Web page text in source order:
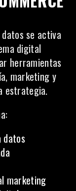
se activa
digital
herramientas
marketing y
estrategia.
datos
marketing